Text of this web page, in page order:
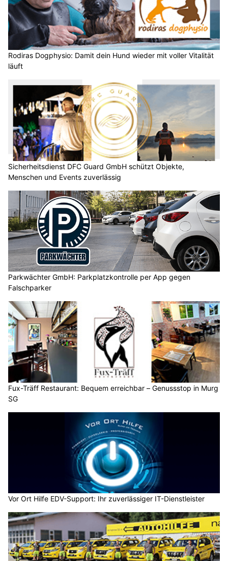
Rodiras Dogphysio: Damit dein Hund wieder mit voller Vitalität
läuft
Sicherheitsdienst DFC Guard GmbH schützt Objekte,
Menschen und Events zuverlässig
Parkwächter GmbH: Parkplatzkontrolle per App gegen
Falschparker
Fux-Träff Restaurant: Bequem erreichbar – Genussstop in Murg
SG
Vor Ort Hilfe EDV-Support: Ihr zuverlässiger IT-Dienstleister